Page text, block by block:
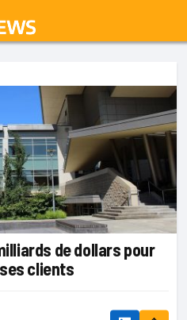
de dollars pour
clients